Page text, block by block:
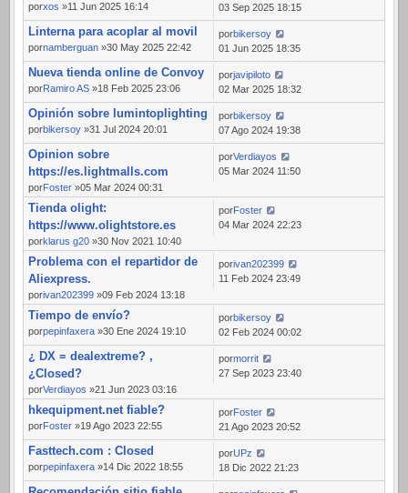
porxos »11 Jun 2025 16:14
03 Sep 2025 18:15
Linterna para acoplar al movil
pornamberguan »30 May 2025 22:42
porbikersoy
01 Jun 2025 18:35
Nueva tienda online de Convoy
porRamiro AS »18 Feb 2025 23:06
porjavipiloto
02 Mar 2025 18:32
Opinión sobre lumintoplighting
porbikersoy »31 Jul 2024 20:01
porbikersoy
07 Ago 2024 19:38
Opinion sobre
https://es.lightmalls.com
porFoster »05 Mar 2024 00:31
porVerdiayos
05 Mar 2024 11:50
Tienda olight:
https://www.olightstore.es
porklarus g20 »30 Nov 2021 10:40
porFoster
04 Mar 2024 22:23
Problema con el repartidor de
Aliexpress.
porivan202399 »09 Feb 2024 13:18
porivan202399
11 Feb 2024 23:49
Tiempo de envío?
porpepinfaxera »30 Ene 2024 19:10
porbikersoy
02 Feb 2024 00:02
¿ DX = dealextreme? ,
¿Closed?
porVerdiayos »21 Jun 2023 03:16
pormorrit
27 Sep 2023 23:40
hkequipment.net fiable?
porFoster »19 Ago 2023 22:55
porFoster
21 Ago 2023 20:52
Fasttech.com : Closed
porpepinfaxera »14 Dic 2022 18:55
porUPz
18 Dic 2022 21:23